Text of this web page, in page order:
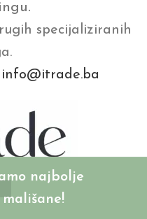
najbolje
specijaliziranih
info@itrade.ba